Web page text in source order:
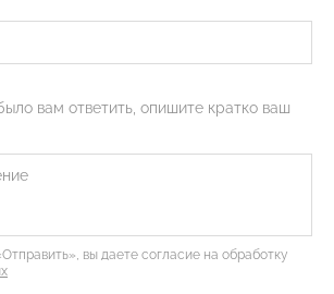
вам ответить, опишите кратко ваш
вы даете согласие на обработку